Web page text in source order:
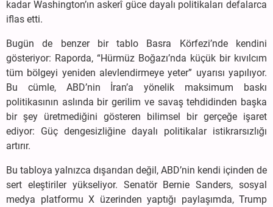
kadar Washington’ın askerî güce dayalı politikaları defalarca
iflas etti.
Bugün de benzer bir tablo Basra Körfezi’nde kendini
gösteriyor: Raporda, “Hürmüz Boğazı’nda küçük bir kıvılcım
tüm bölgeyi yeniden alevlendirmeye yeter” uyarısı yapılıyor.
Bu cümle, ABD’nin İran’a yönelik maksimum baskı
politikasının aslında bir gerilim ve savaş tehdidinden başka
bir şey üretmediğini gösteren bilimsel bir gerçeğe işaret
ediyor: Güç dengesizliğine dayalı politikalar istikrarsızlığı
artırır.
Bu tabloya yalnızca dışarıdan değil, ABD’nin kendi içinden de
sert eleştiriler yükseliyor. Senatör Bernie Sanders, sosyal
medya platformu X üzerinden yaptığı paylaşımda, Trump